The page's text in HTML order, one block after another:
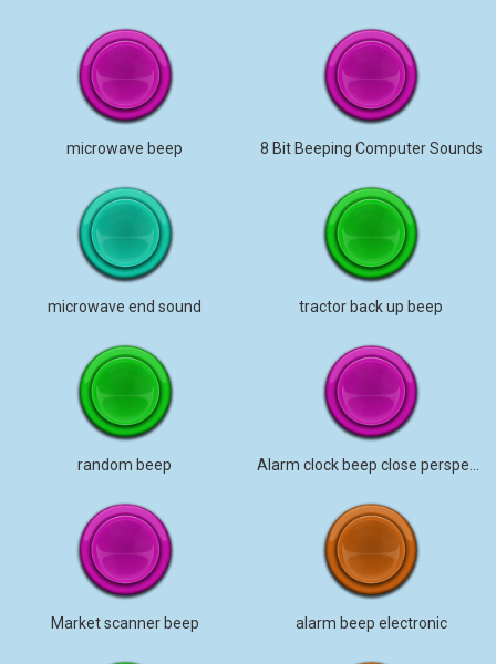
microwave beep 8 Bit Beeping Computer Sounds
microwave end sound tractor back up beep
random beep
Market scanner beep alarm beep electronic